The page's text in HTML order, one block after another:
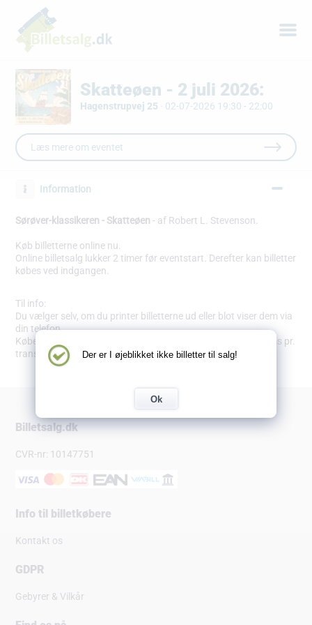
Skatteøen - 2 juli 2026:
Hagenstrupvej 25 · 02-07-2026 19:30 - 22:00
Læs mere om eventet
Information
Sørøver-klassikeren- Skatteøen- af Robert L. Stevenson.
Køb billetterne online nu.
Online billetsalg lukker 2 timer før eventstart. Derefter kan billetter
købes ved indgangen.
Til info:
Du vælger selv, om du printer billetterne ud eller blot viser dem via
din telefon.
Købet bliver pålagt en adm. omkostning på 9,89 kr. inkl. moms pr.
transaktion.
Der er I øjeblikket ikke billetter til salg!
Ok
Billetsalg.dk
CVR-nr: 10147751
Info til billetkøbere
Kontakt os
GDPR
Gebyrer & Vilkår